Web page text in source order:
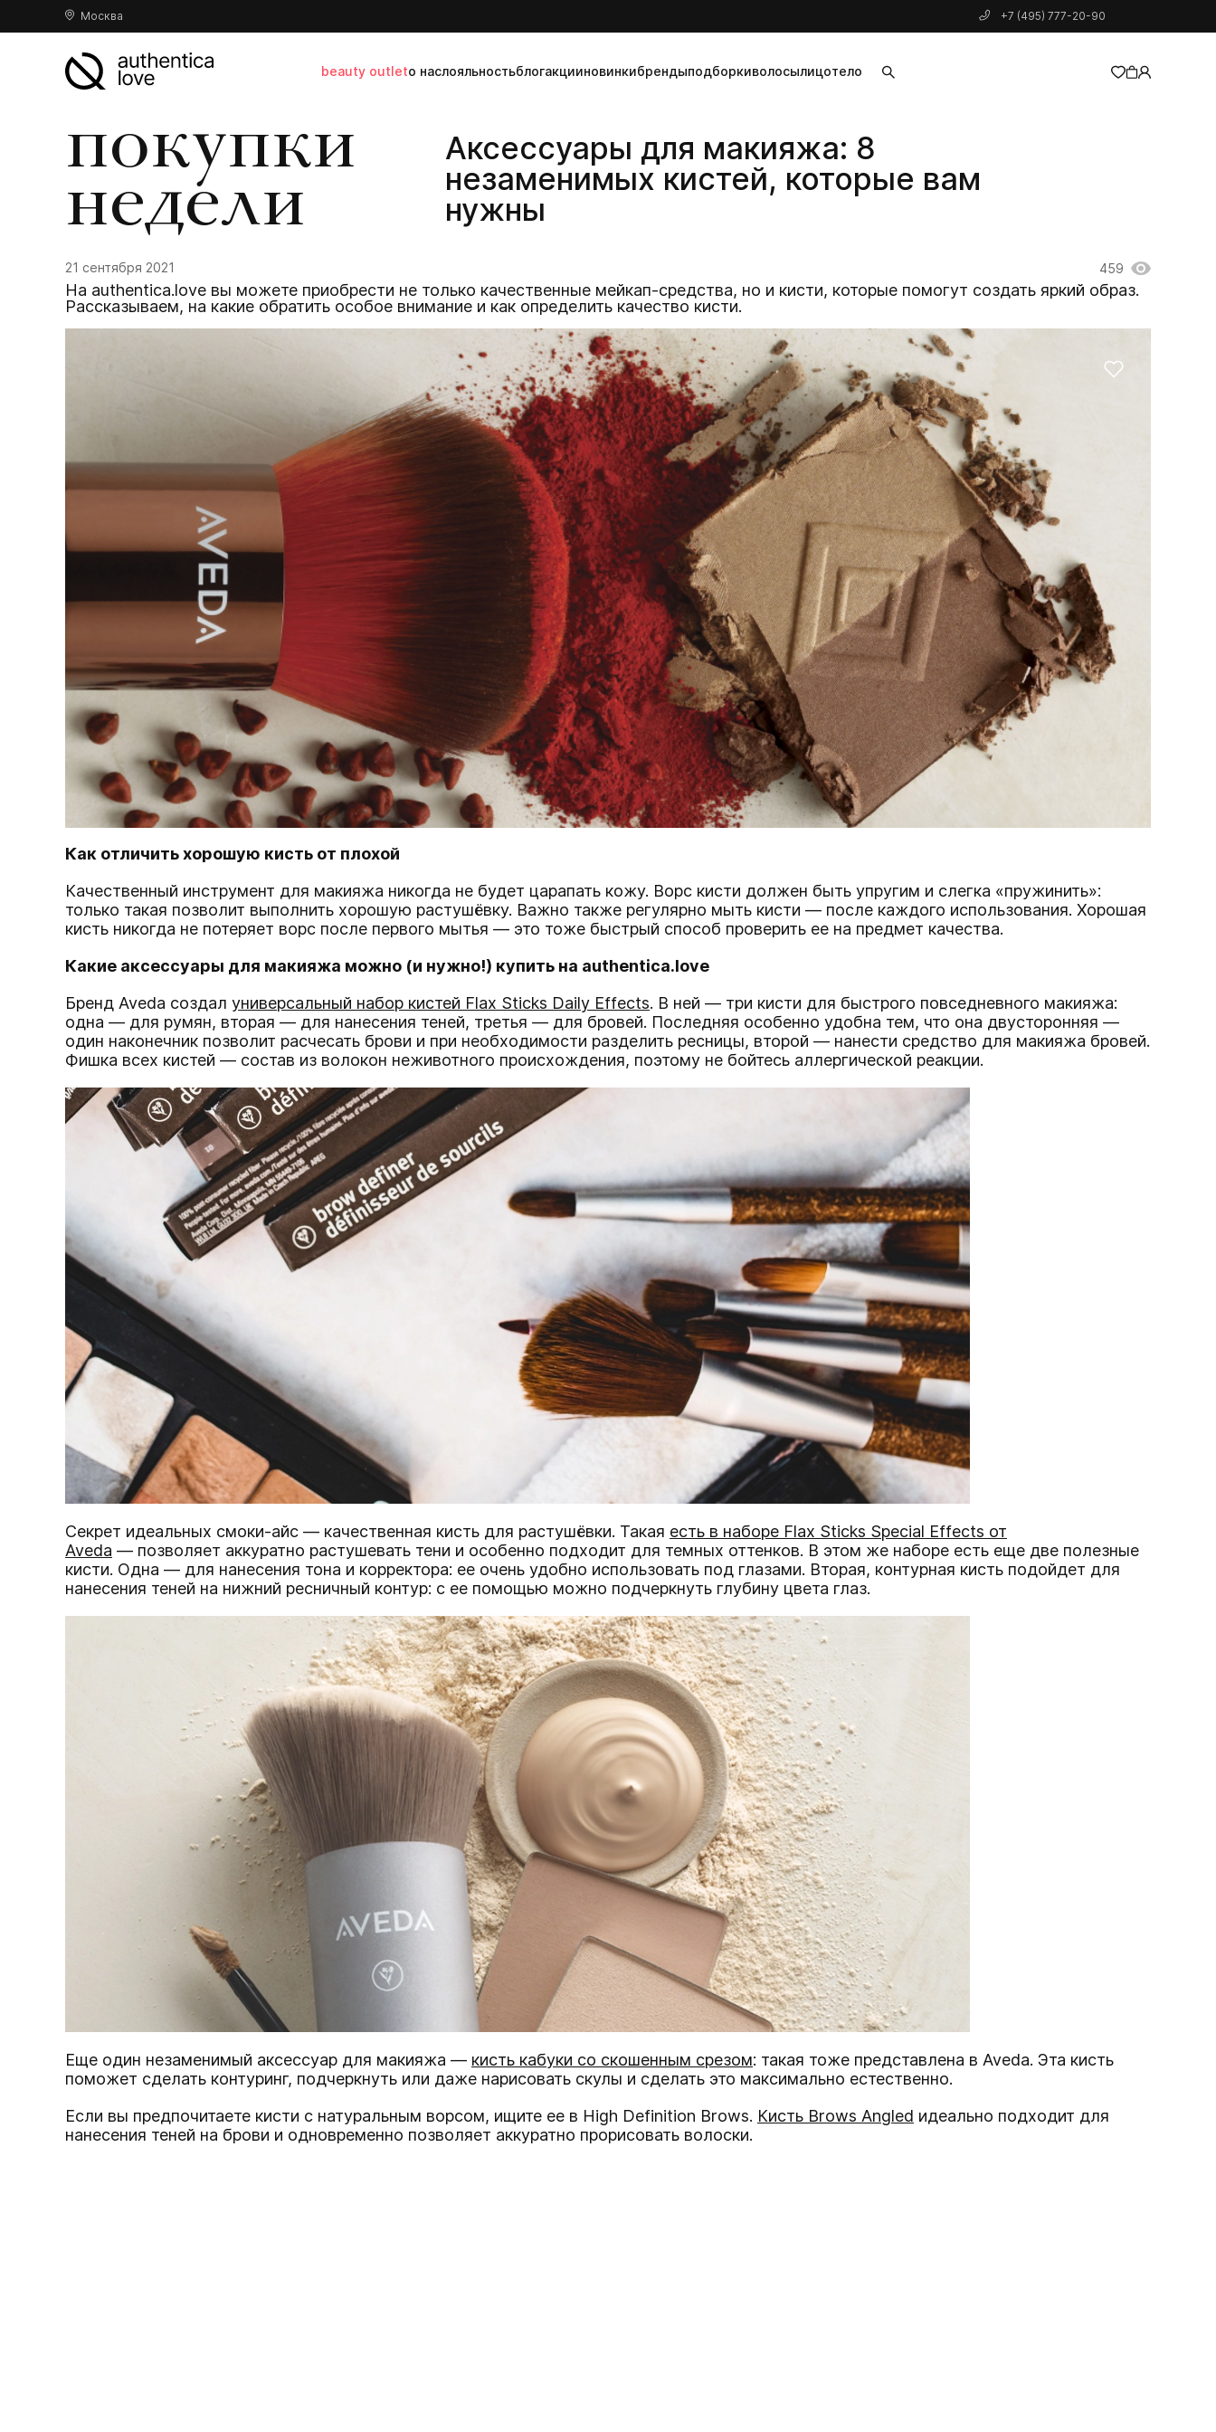
Москва +7 (495) 777-20-90
beauty outletо наслояльностьблогакцииновинкибрендыподборкиволосылицотело
покупки
недели
Аксессуары для макияжа: 8
незаменимых кистей, которые вам
нужны
21 сентября 2021 459
На authentica.love вы можете приобрести не только качественные мейкап-средства, но и кисти, которые помогут создать яркий образ.
Рассказываем, на какие обратить особое внимание и как определить качество кисти.
Как отличить хорошую кисть от плохой
Качественный инструмент для макияжа никогда не будет царапать кожу. Ворс кисти должен быть упругим и слегка «пружинить»:
только такая позволит выполнить хорошую растушёвку. Важно также регулярно мыть кисти — после каждого использования. Хорошая
кисть никогда не потеряет ворс после первого мытья — это тоже быстрый способ проверить ее на предмет качества.
Какие аксессуары для макияжа можно (и нужно!) купить на authentica.love
Бренд Aveda создал универсальный набор кистей Flax Sticks Daily Effects. В ней — три кисти для быстрого повседневного макияжа:
одна — для румян, вторая — для нанесения теней, третья — для бровей. Последняя особенно удобна тем, что она двусторонняя —
один наконечник позволит расчесать брови и при необходимости разделить ресницы, второй — нанести средство для макияжа бровей.
Фишка всех кистей — состав из волокон неживотного происхождения, поэтому не бойтесь аллергической реакции.
Секрет идеальных смоки-айс — качественная кисть для растушёвки. Такая есть в наборе Flax Sticks Special Effects от
Aveda — позволяет аккуратно растушевать тени и особенно подходит для темных оттенков. В этом же наборе есть еще две полезные
кисти. Одна — для нанесения тона и корректора: ее очень удобно использовать под глазами. Вторая, контурная кисть подойдет для
нанесения теней на нижний ресничный контур: с ее помощью можно подчеркнуть глубину цвета глаз.
Еще один незаменимый аксессуар для макияжа — кисть кабуки со скошенным срезом: такая тоже представлена в Aveda. Эта кисть
поможет сделать контуринг, подчеркнуть или даже нарисовать скулы и сделать это максимально естественно.
Если вы предпочитаете кисти с натуральным ворсом, ищите ее в High Definition Brows. Кисть Brows Angled идеально подходит для
нанесения теней на брови и одновременно позволяет аккуратно прорисовать волоски.